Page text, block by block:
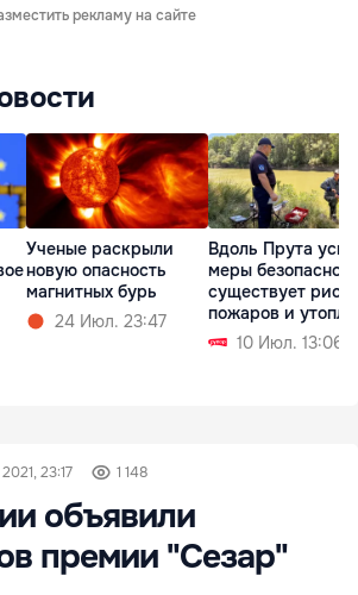
рекламу на сайте
Ученые раскрыли
новую опасность
магнитных бурь
24 Июл. 23:47
Вдоль Прута
меры
существует риск
пожаров и
10 Июл. 13:06
23:17 1 148
объявили
премии "Сезар"